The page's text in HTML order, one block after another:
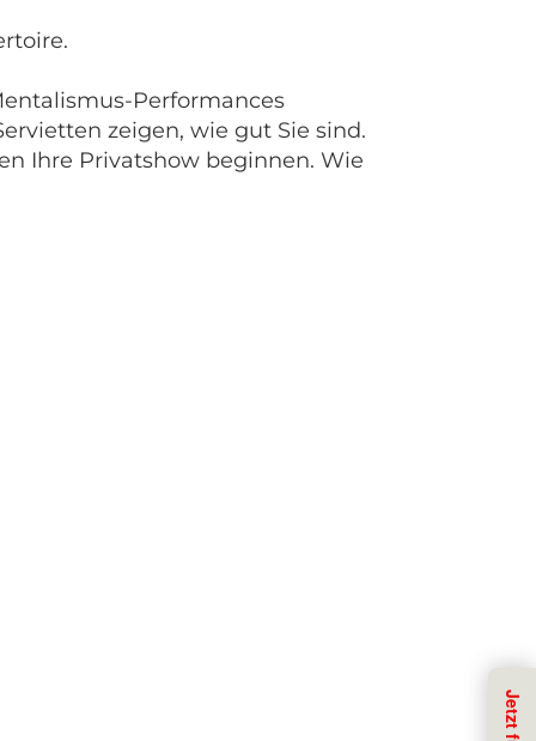
Performances
zeigen, wie gut Sie sind.
Ihre Privatshow beginnen. Wie